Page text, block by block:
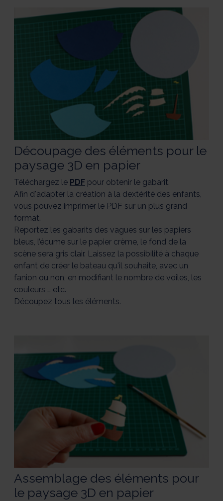
Découpage des éléments pour le
paysage 3D en papier
Téléchargez le PDF pour obtenir le gabarit.
Afin d'adapter la création à la dextérité des enfants,
vous pouvez imprimer le PDF sur un plus grand
format.
Reportez les gabarits des vagues sur les papiers
bleus, l’écume sur le papier crème, le fond de la
scène sera gris clair. Laissez la possibilité à chaque
enfant de créer le bateau qu'il souhaite, avec un
fanion ou non, en modifiant le nombre de voiles, les
couleurs … etc.
Découpez tous les éléments.
Assemblage des éléments pour
le paysage 3D en papier